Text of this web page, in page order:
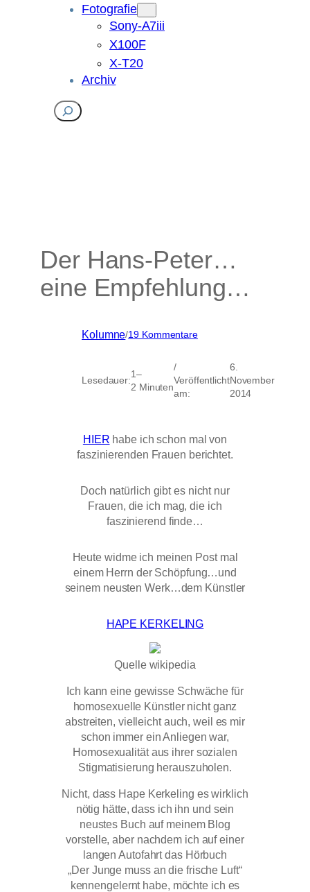
Fotografie
Sony-A7iii
X100F
X-T20
Archiv
Suchen
Der Hans-Peter…
eine Empfehlung…
Kolumne/19 Kommentarezu
eine
Empfehlung…
Lesedauer:
1–
2 Minuten
/
Veröffentlicht
am:
6.
November
2014
HIER habe ich schon mal von
faszinierenden Frauen berichtet.
Doch natürlich gibt es nicht nur
Frauen, die ich mag, die ich
faszinierend finde…
Heute widme ich meinen Post mal
einem Herrn der Schöpfung…und
seinem neusten Werk…dem Künstler
HAPE KERKELING
Quelle wikipedia
Ich kann eine gewisse Schwäche für
homosexuelle Künstler nicht ganz
abstreiten, vielleicht auch, weil es mir
schon immer ein Anliegen war,
Homosexualität aus ihrer sozialen
Stigmatisierung herauszuholen.
Nicht, dass Hape Kerkeling es wirklich
nötig hätte, dass ich ihn und sein
neustes Buch auf meinem Blog
vorstelle, aber nachdem ich auf einer
langen Autofahrt das Hörbuch
„Der Junge muss an die frische Luft“
kennengelernt habe, möchte ich es